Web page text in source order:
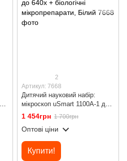
2
Артикул: 7668
Дитячий науковий набір:
мікроскоп uSmart 1100A-1 до
640х + біологічні
мікропрепарати, Білий
1 454грн 1 700грн
Оптові ціни
Купити!